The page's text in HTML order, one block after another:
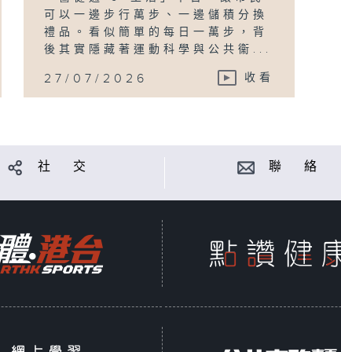
可以一邊步行萬步、一邊儲積分換
禮品。看似簡單的每日一萬步，背
後其實隱藏著運動科學與公共衞...
27/07/2026 收看
社 交 聯 絡